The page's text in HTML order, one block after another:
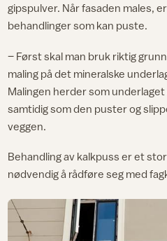
gipspulver. Når fasaden males,
behandlinger som kan puste.
– Først skal man bruk riktig
maling på det mineralske
Malingen herder som underlaget
samtidig som den puster og
veggen.
Behandling av kalkpuss er et
nødvendig å rådføre seg med